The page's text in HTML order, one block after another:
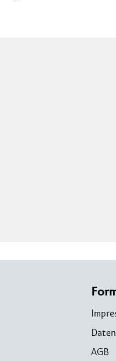
AGB